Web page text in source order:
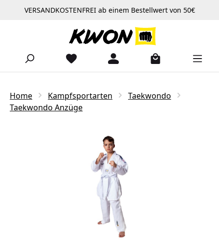
Zum Hauptinhalt springen
VERSANDKOSTENFREI ab einem Bestellwert von 50€
Home Kampfsportarten
Taekwondo
Taekwondo Anzüge